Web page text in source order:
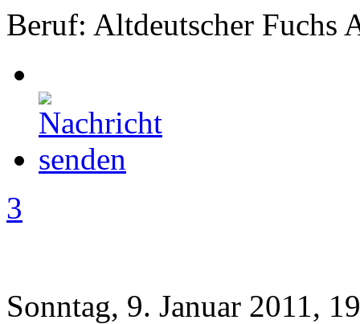
Beruf: Altdeutscher Fuchs
3
Sonntag, 9. Januar 2011,